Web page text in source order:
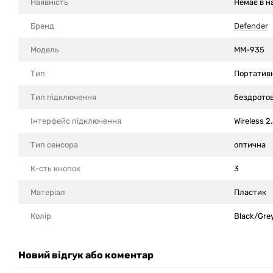
Наявність Немає в
Бренд Defender
Модель MM-935
Тип
Тип підключення
Інтерфейс підключення Wireless
Тип сенсора оптична
К-сть кнопок 3
Матеріал Пластик
Колір Black/
Новий відгук або коментар